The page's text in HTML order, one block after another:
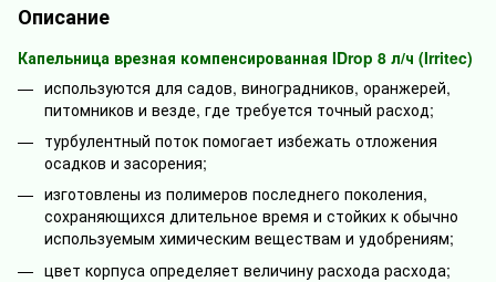
Описание
Капельница врезная компенсированная IDrop 8 л/ч (Irritec)
используются для садов, виноградников, оранжерей,
питомников и везде, где требуется точный расход;
турбулентный поток помогает избежать отложения
осадков и засорения;
изготовлены из полимеров последнего поколения,
сохраняющихся длительное время и стойких к обычно
используемым химическим веществам и удобрениям;
цвет корпуса определяет величину расхода расхода;